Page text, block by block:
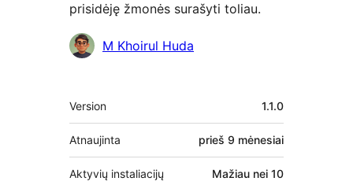
prisidėję žmonės surašyti toliau.
AutoriaiM Khoirul Huda
Metainformacija
Version 1.1.0
Atnaujinta prieš 9 mėnesiai
Aktyvių instaliacijų Mažiau nei 10